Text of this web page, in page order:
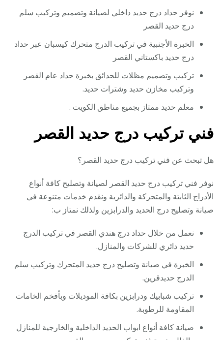
نوفر حداد درج حديد داخلي لصيانة وتصميم وتركيب سلم
درج حديد القصر
الخبرة الأجنبية في تركيب الدرج متحرك كيسبان عبر حداد
درج حديد باكستاني القصر
تركيب وتصميم مظلات للحدائق بخبرة حداد عام القصر
وتركيب مخازن حديد وشترات حديد.
معلم حديد ممتاز بجميع مناطق الكويت .
فني تركيب درج حديد القصر
هل تبحث عن فني تركيب درج حديد القصر؟
نوفر فني تركيب درج حديد القصر لصيانة وتصليح كافة أنواع
الأدراج الثابتة والمتحركة والدائرية ونقدم خدمات متنوعة في
صيانة وتصليح درج الحديد والدرابزين ولذلك نمتاز ب:
نعمل من خلال حداد درج هندي القصر في تركيب الدرج
حديد دائري للشركات والمنازل.
الخبرة في صيانة وتصليح درج حديد المتحرك وتركيب سلم
الدرج حديدقرين.
تركيب شبابيك ودرابزين بكافة الموديلات وبأفخم الخامات
المقاومة للرطوبة.
صيانة كافة أنواع ابواب الحديد الداخلية والخارجية للمنازل